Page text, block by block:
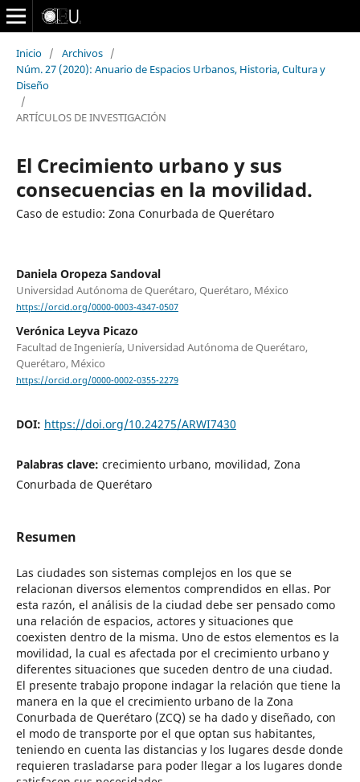
Inicio / Archivos /
Núm. 27 (2020): Anuario de Espacios Urbanos, Historia, Cultura y
Diseño
/
ARTÍCULOS DE INVESTIGACIÓN
El Crecimiento urbano y sus
consecuencias en la movilidad.
Caso de estudio: Zona Conurbada de Querétaro
Daniela Oropeza Sandoval
Universidad Autónoma de Querétaro, Querétaro, México
https://orcid.org/0000-0003-4347-0507
Verónica Leyva Picazo
Facultad de Ingeniería, Universidad Autónoma de Querétaro,
Querétaro, México
https://orcid.org/0000-0002-0355-2279
DOI: https://doi.org/10.24275/ARWI7430
Palabras clave: crecimiento urbano, movilidad, Zona
Conurbada de Querétaro
Resumen
Las ciudades son sistemas complejos en los que se
relacionan diversos elementos comprendidos en ellas. Por
esta razón, el análisis de la ciudad debe ser pensado como
una relación de espacios, actores y situaciones que
coexisten dentro de la misma. Uno de estos elementos es la
movilidad, la cual es afectada por el crecimiento urbano y
diferentes situaciones que suceden dentro de una ciudad.
El presente trabajo propone indagar la relación que tiene la
manera en la que el crecimiento urbano de la Zona
Conurbada de Querétaro (ZCQ) se ha dado y diseñado, con
el modo de transporte por el que optan sus habitantes,
teniendo en cuenta las distancias y los lugares desde donde
requieren trasladarse para poder llegar a los lugares donde